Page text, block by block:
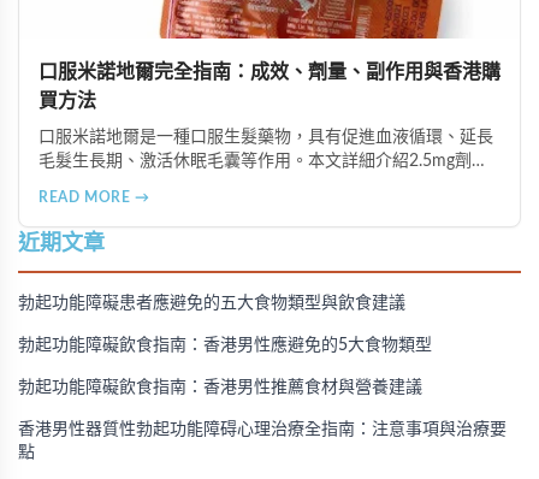
口服米諾地爾完全指南：成效、劑量、副作用與香港購
買方法
口服米諾地爾是一種口服生髮藥物，具有促進血液循環、延長
毛髮生長期、激活休眠毛囊等作用。本文詳細介紹2.5mg劑量
購買方法，並提供真實用戶經驗分享。
READ MORE →
近期文章
勃起功能障礙患者應避免的五大食物類型與飲食建議
勃起功能障礙飲食指南：香港男性應避免的5大食物類型
勃起功能障礙飲食指南：香港男性推薦食材與營養建議
香港男性器質性勃起功能障碍心理治療全指南：注意事項與治療要
點